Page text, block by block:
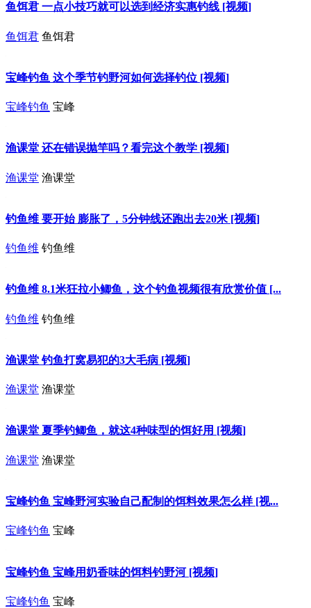
鱼饵君 一点小技巧就可以选到经济实惠钓线 [视频]
鱼饵君 鱼饵君
宝峰钓鱼 这个季节钓野河如何选择钓位 [视频]
宝峰钓鱼 宝峰
渔课堂 还在错误抛竿吗？看完这个教学 [视频]
渔课堂 渔课堂
钓鱼维 要开始 膨胀了，5分钟线还跑出去20米 [视频]
钓鱼维 钓鱼维
钓鱼维 8.1米狂拉小鲫鱼，这个钓鱼视频很有欣赏价值 [...
钓鱼维 钓鱼维
渔课堂 钓鱼打窝易犯的3大毛病 [视频]
渔课堂 渔课堂
渔课堂 夏季钓鲫鱼，就这4种味型的饵好用 [视频]
渔课堂 渔课堂
宝峰钓鱼 宝峰野河实验自己配制的饵料效果怎么样 [视...
宝峰钓鱼 宝峰
宝峰钓鱼 宝峰用奶香味的饵料钓野河 [视频]
宝峰钓鱼 宝峰